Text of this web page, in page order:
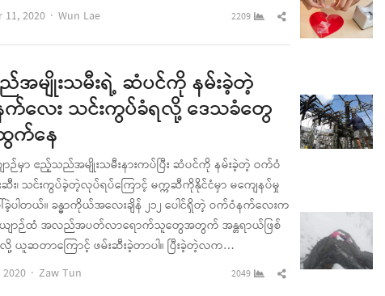
11, 2020
Author
Wun Lae 2209
Share
post
မျိုးသမီးရဲ့ ဆံပင်ကို နမ်းခဲ့တဲ့
လေး သင်းကွပ်ခံရလို့ ဒေသခံတွေ
က်နေ
ဉ်မှာ ဧည့်သည်အမျိုးသမီးနားကပ်ပြီး ဆံပင်ကို နမ်းခဲ့တဲ့ ဝက်ဝံ
း၊ သင်းကွပ်ခဲ့တဲ့လုပ်ရပ်ကြောင့် မက္ကဆီကိုနိုင်ငံမှာ မကျေနပ်မှု
ခဲ့ပါတယ်။ ခန္ဓာကိုယ်အလေးချိန် ၂၁၂ ပေါင်ရှိတဲ့ ဝက်ဝံနက်လေးက
ဥယျာဉ်ထံ အလည်အပတ်လာရောက်သူတွေအတွက် အန္တရာယ်ဖြစ်
ယူဆတာကြောင့် ဖမ်းဆီးခဲ့တာပါ။ ပြီးခဲ့တဲ့လက…
Author
Zaw Tun 2049
Share